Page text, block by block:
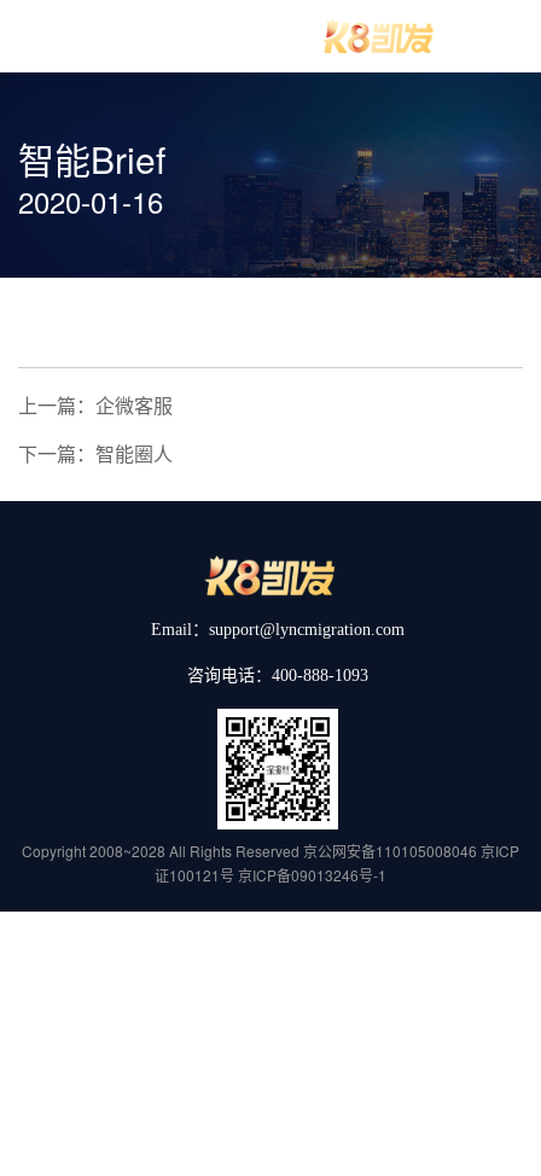
智能Brief
2020-01-16
上一篇：企微客服
下一篇：智能圈人
Email：support@lyncmigration.com
咨询电话：400-888-1093
Copyright 2008~2028 All Rights Reserved 京公网安备110105008046 京ICP
证100121号 京ICP备09013246号-1